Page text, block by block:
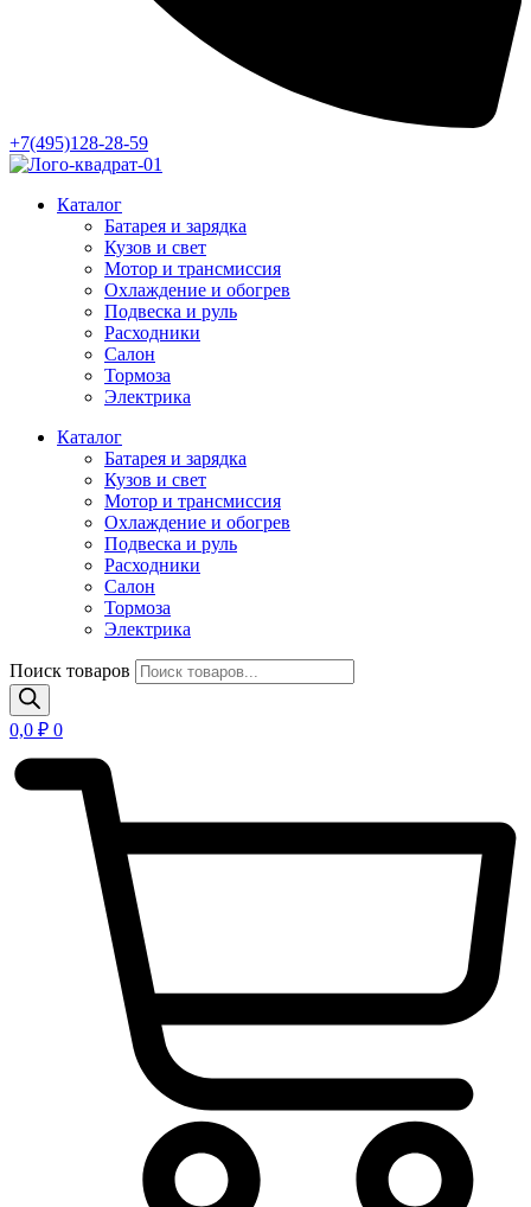
+7(495)128-28-59
Каталог
Батарея и зарядка
Кузов и свет
Мотор и трансмиссия
Охлаждение и обогрев
Подвеска и руль
Расходники
Салон
Тормоза
Электрика
Каталог
Батарея и зарядка
Кузов и свет
Мотор и трансмиссия
Охлаждение и обогрев
Подвеска и руль
Расходники
Салон
Тормоза
Электрика
Поиск товаров
0,0 ₽ 0